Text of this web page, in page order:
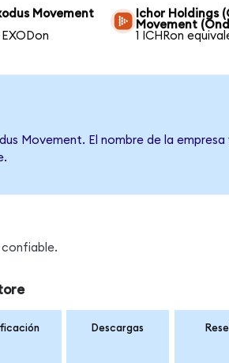
Movement
Ichor Holdings
Movement
1 ICHRon
Movement. El nombre de la
confiable.
Descargas